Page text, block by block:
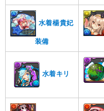
水着楊貴妃
装備
水着キリ